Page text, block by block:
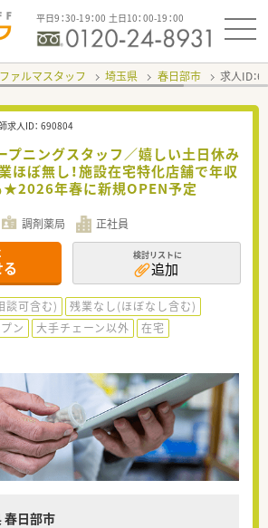
平日9：30-19：00 土日10：00-19：00
ァルマスタッフ 埼玉県 春日部市 求人ID：
求人ID： 690804
プニングスタッフ／嬉しい土日休み
ほぼ無し！施設在宅特化店舗で年収
年春に新規OPEN予定
調剤薬局 正社員
検討リストに
追加
談可含む)
残業なし(ほぼなし含む)
ン 大手チェーン以外
在宅
春日部市